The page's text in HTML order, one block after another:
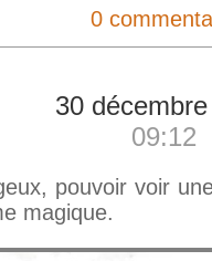
0
30
09:12
pouvoir voir
magique.